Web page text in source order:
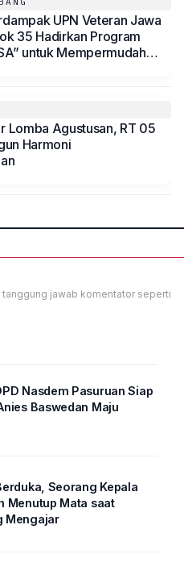
UPN Veteran Jawa
35 Hadirkan Program
untuk Mempermudah
Desa Sambirejo
Lomba Agustusan, RT 05
Harmoni
jawab komentator seperti
Nasdem Pasuruan Siap
Baswedan Maju
Kepala
Menutup Mata saat
Mengajar